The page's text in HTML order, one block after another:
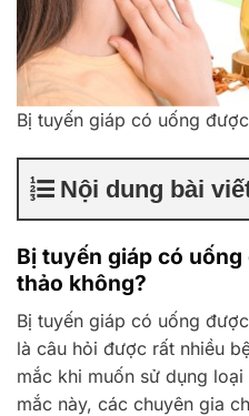
Bị tuyến giáp có uống
Nội dung bài
Bị tuyến giáp có
thảo không?
Bị tuyến giáp có uống
là câu hỏi được rất nhiều
mắc khi muốn sử dụng
mắc này, các chuyên gia